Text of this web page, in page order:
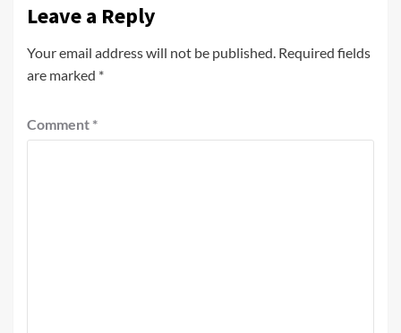
Leave a Reply
Your email address will not be published. Required fields
are marked *
Comment *